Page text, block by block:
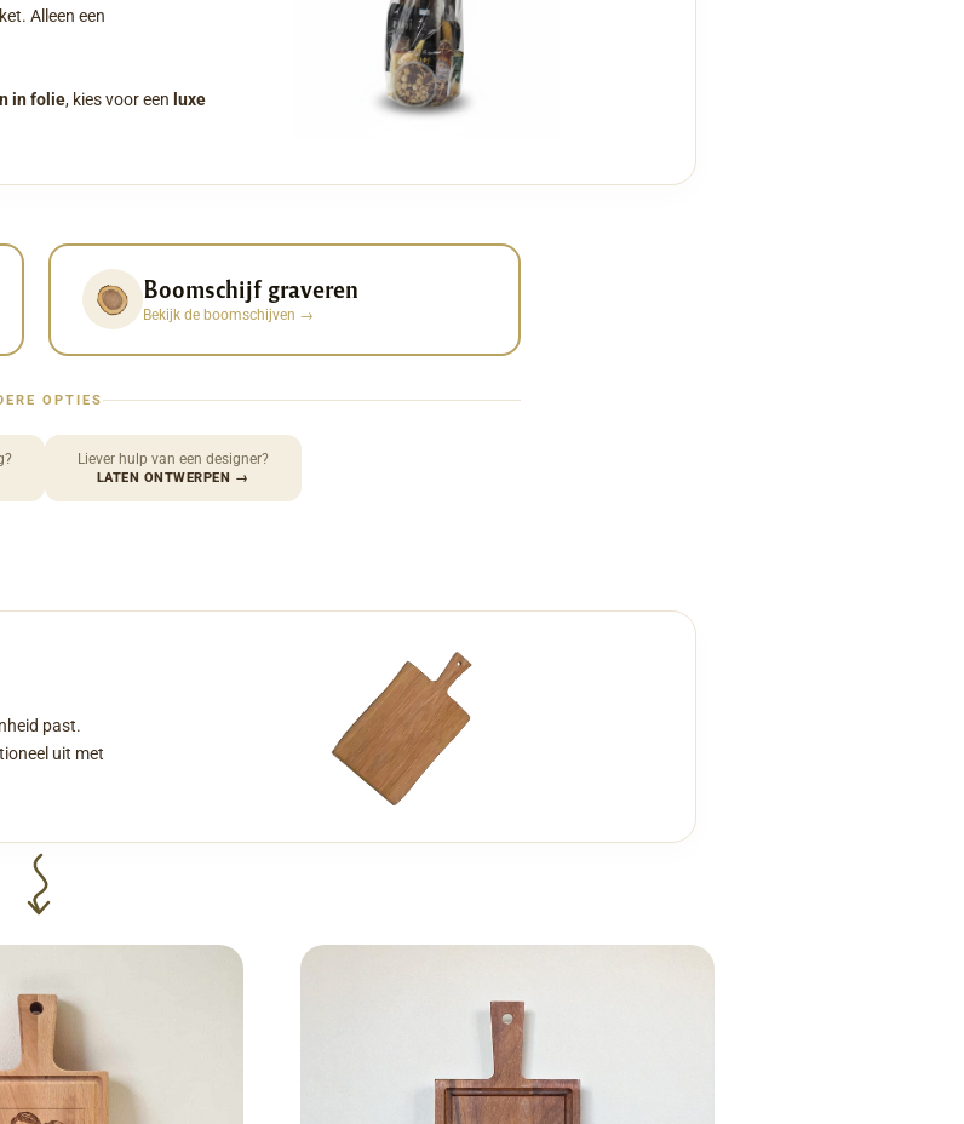
Alleen een
in folie, kies voor een luxe
Boomschijf graveren
Bekijk de boomschijven →
OPTIES
Liever hulp van een designer?
LATEN ONTWERPEN →
past.
uit met